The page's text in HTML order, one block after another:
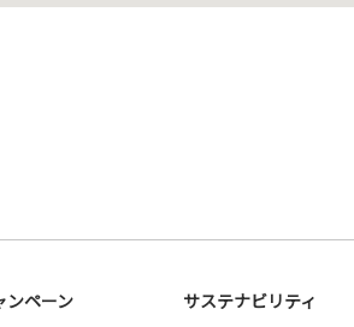
ンペーン サステナビリティ